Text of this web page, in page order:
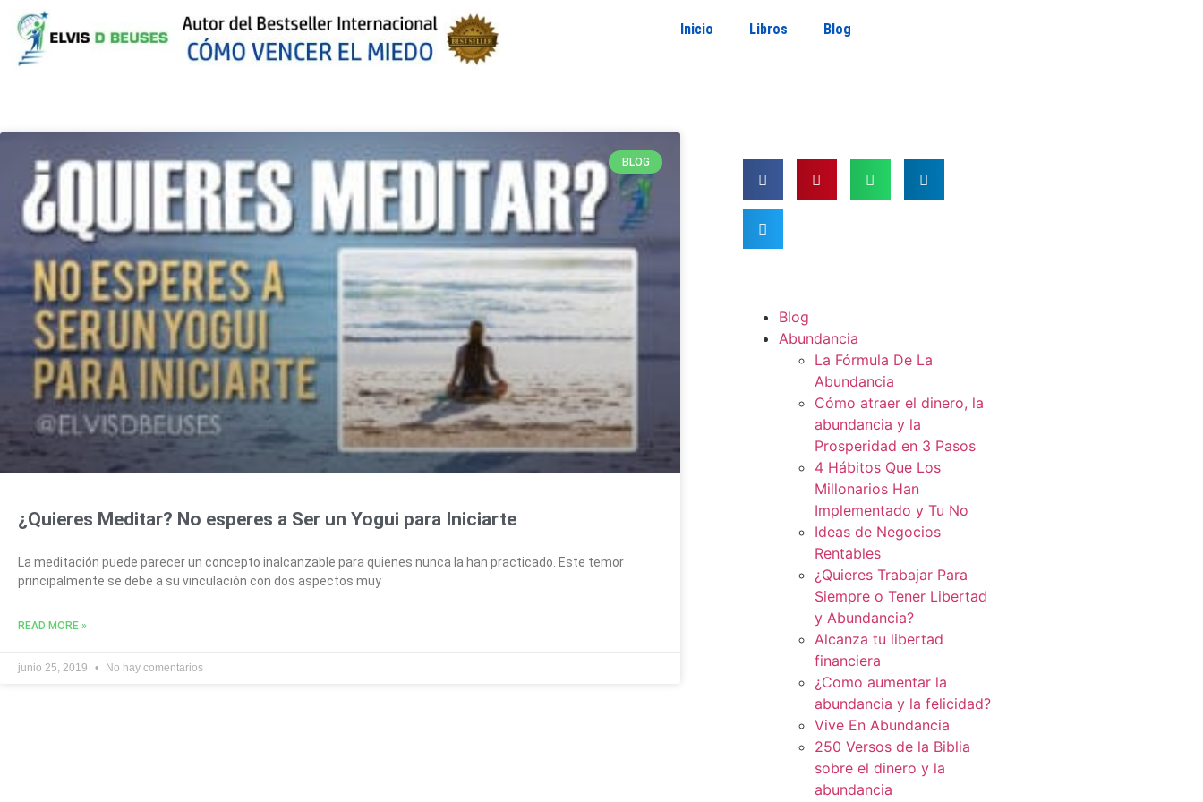
Inicio Libros Blog
BLOG
¿Quieres Meditar? No esperes a Ser un Yogui para Iniciarte
La meditación puede parecer un concepto inalcanzable para quienes nunca la han practicado. Este temor
principalmente se debe a su vinculación con dos aspectos muy
READ MORE »
junio 25, 2019 No hay comentarios
Blog
Abundancia
La Fórmula De La
Abundancia
Cómo atraer el dinero, la
abundancia y la
Prosperidad en 3 Pasos
4 Hábitos Que Los
Millonarios Han
Implementado y Tu No
Ideas de Negocios
Rentables
¿Quieres Trabajar Para
Siempre o Tener Libertad
y Abundancia?
Alcanza tu libertad
financiera
¿Como aumentar la
abundancia y la felicidad?
Vive En Abundancia
250 Versos de la Biblia
sobre el dinero y la
abundancia